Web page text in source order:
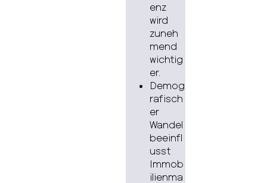
enz
wird
zuneh
mend
wichtig
er.
Demog
rafisch
er
Wandel
beeinfl
usst
Immob
ilienma